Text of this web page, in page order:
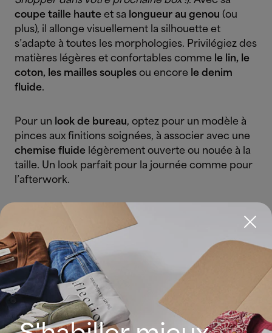
coupe taille haute et sa longueur au genou (ou
plus), il allonge visuellement la silhouette et
s’adapte à toutes les morphologies. Privilégiez des
matières légères et confortables comme le lin, le
coton, les mailles souples ou encore le denim
fluide.
Pour un look de bureau, optez pour un modèle à
pinces aux finitions soignées, à associer avec une
chemise fluide légèrement ouverte ou nouée à la
taille. Un look parfait pour la journée comme pour
l’afterwork.
look casual
bermudas XL con unjersey de crochet o punto
caladode manga corta te darán ese toque boho,
veraniego y mediterráneo perfecto para cualquier
plan que surja.
Pour un style plus casual, bohème et estival
, misez
sur un bermuda long associé à un pull en crochet